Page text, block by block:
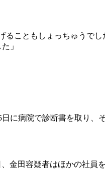
こともしょっちゅうで
」
に病院で診断書を取り
田容疑者はほかの社員